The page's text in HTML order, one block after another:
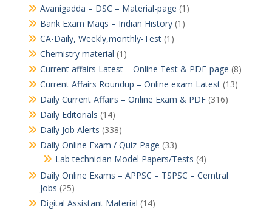
Avanigadda – DSC – Material-page (1)
Bank Exam Maqs – Indian History(1)
CA-Daily, Weekly,monthly-Test(1)
Chemistry material (1)
Current affairs Latest – Online Test & PDF-page (8)
Current Affairs Roundup – Online exam Latest(13)
Daily Current Affairs – Online Exam & PDF(316)
Daily Editorials (14)
Daily Job Alerts (338)
Daily Online Exam / Quiz-Page (33)
Lab technician Model Papers/Tests (4)
Daily Online Exams – APPSC – TSPSC – Cerntral
Jobs (25)
Digital Assistant Material (14)